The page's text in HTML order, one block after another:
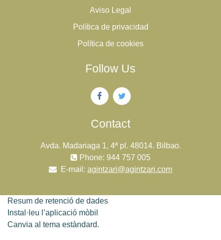
Aviso Legal
Política de privacidad
Política de cookies
Follow Us
Contact
Avda. Madariaga 1, 4ª pl. 48014. Bilbao.
Phone: 944 757 005
E-mail: agintzari@agintzari.com
Resum de retenció de dades
Instal·leu l’aplicació mòbil
Canvia al tema estàndard.